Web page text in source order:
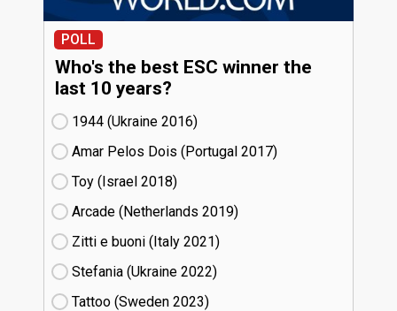
POLL
Who's the best ESC winner the
last 10 years?
1944 (Ukraine
16)
Amar Pelos Dois (Portugal
17)
Toy (Israel
18)
Arcade (Netherlands
19)
Zitti e buoni​ (Italy
21)
Stefania (Ukraine
22)
Tattoo (Sweden
23)